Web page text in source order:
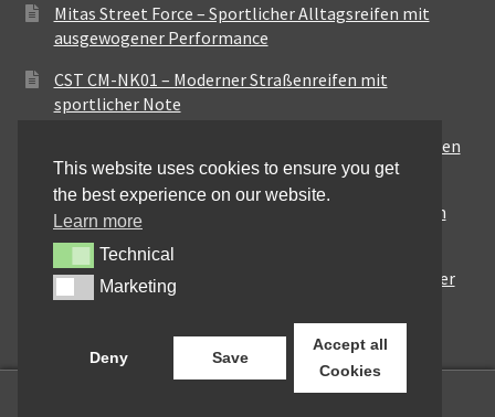
Mitas Street Force – Sportlicher Alltagsreifen mit
ausgewogener Performance
CST CM-NK01 – Moderner Straßenreifen mit
sportlicher Note
Maxxis MA-ST3 – Ausgewogener Sport-Touring-Reifen
für vielseitige Einsätze
Pirelli City Demon – Zuverlässigkeit für den urbanen
Alltag
Metzeler Perfect ME77 – Klassische Optik mit solider
Straßenperformance
This website uses cookies to ensure you get
the best experience on our website.
Learn more
TechnicalTechnical
MarketingMarketing
Deny Save
Accept all
Cookies